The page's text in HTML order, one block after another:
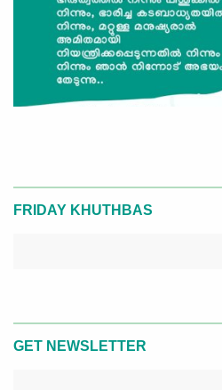
FRIDAY KHUTHBAS
GET NEWSLETTER